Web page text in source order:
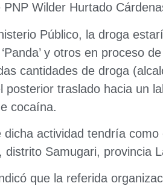
Wilder Hurtado
Público, la droga
y otros en proceso
cantidades de droga
posterior traslado hacia un
cocaína.
dicha actividad tendría
distrito Samugari, provincia
que la referida